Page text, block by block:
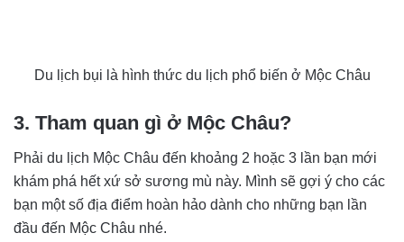
Du lịch bụi là hình thức du lịch phổ biến ở Mộc Châu
3. Tham quan gì ở Mộc Châu?
Phải du lịch Mộc Châu đến khoảng 2 hoặc 3 lần bạn mới
khám phá hết xứ sở sương mù này. Mình sẽ gợi ý cho các
bạn một số địa điểm hoàn hảo dành cho những bạn lần
đầu đến Mộc Châu nhé.